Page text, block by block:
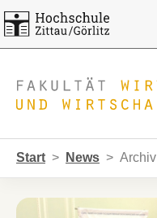
Start News Archiv